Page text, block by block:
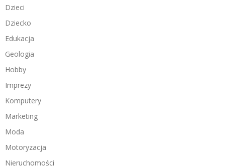
Dzieci
Dziecko
Edukacja
Geologia
Hobby
Imprezy
Komputery
Marketing
Moda
Motoryzacja
Nieruchomości